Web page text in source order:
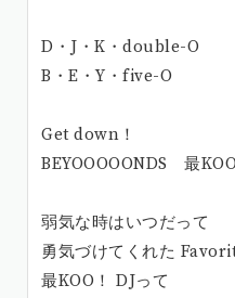
D・J・K・double-O
B・E・Y・five-O
Get down！
BEYOOOOONDS 最KOO
弱気な時はいつだって
勇気づけてくれた
最KOO！ DJって